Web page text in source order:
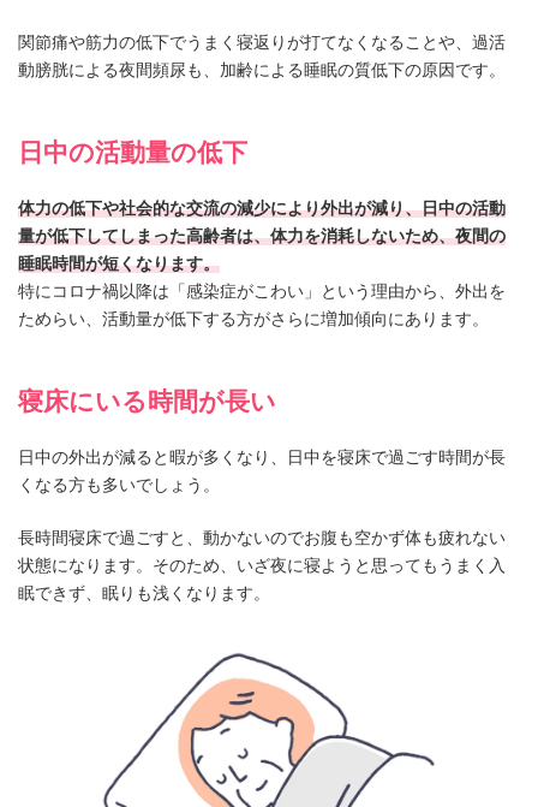
関節痛や筋力の低下でうまく寝返りが打てなくなることや、過活
動膀胱による夜間頻尿も、加齢による睡眠の質低下の原因です。
日中の活動量の低下
体力の低下や社会的な交流の減少により外出が減り、日中の活動
量が低下してしまった高齢者は、体力を消耗しないため、夜間の
睡眠時間が短くなります。
特にコロナ禍以降は「感染症がこわい」という理由から、外出を
ためらい、活動量が低下する方がさらに増加傾向にあります。
寝床にいる時間が長い
日中の外出が減ると暇が多くなり、日中を寝床で過ごす時間が長
くなる方も多いでしょう。
長時間寝床で過ごすと、動かないのでお腹も空かず体も疲れない
状態になります。そのため、いざ夜に寝ようと思ってもうまく入
眠できず、眠りも浅くなります。